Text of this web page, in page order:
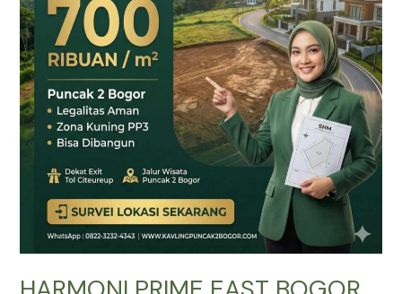
KAVLING
SHM
LEGAL
DI
PUNCAK
2
BOGOR